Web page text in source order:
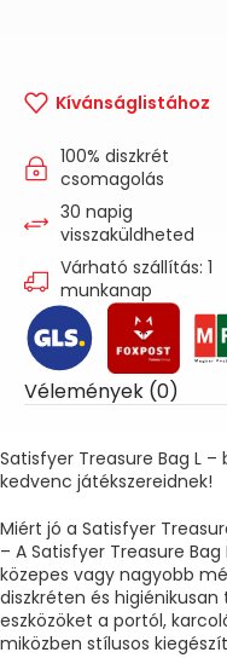
Kívánságlistához
100% diszkrét
csomagolás
30 napig
visszaküldheted
Várható szállítás: 1
munkanap
Vélemények (0)
Satisfyer Treasure Bag L
kedvenc játékszereidnek!
Miért jó a Satisfyer
– A Satisfyer Treasure
közepes vagy nagyobb
diszkréten és higiénikusan
eszközöket a portól,
miközben stílusos